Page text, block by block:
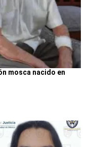
mosca nacido en